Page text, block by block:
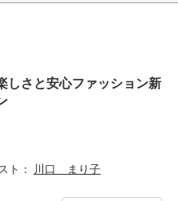
さと安心ファッション新
ト 川口 まり子